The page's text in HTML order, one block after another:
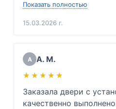
невозможно избежать.
какую входную дверь
будущем, ибо мою
сказала
вежлива и подкованный
дела. Очень благодарен.
(Для инженеров:
физике звуковой
металлов и тех.
Показать полностью
15.03.2026 г.
А А. М.
★★★★★
★★★★★
Заказала двери с
качественно